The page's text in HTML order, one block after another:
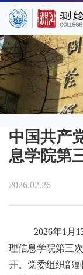
中国共产
息学院第
2026.02.26
2026年1月
理信息学院第三
开。党委组织部